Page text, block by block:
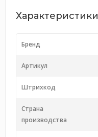
Характеристики
Бренд
Артикул
Штрихкод
Страна
производства